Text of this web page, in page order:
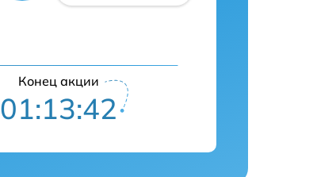
Конец акции
01:13:42